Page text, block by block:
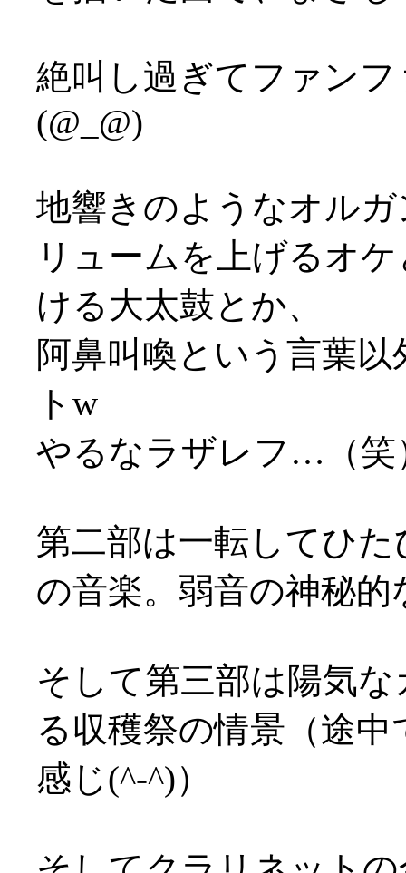
絶叫し過ぎてファン
(@_@)
地響きのようなオル
リュームを上げるオ
ける大太鼓とか、
阿鼻叫喚という言葉
トw
やるなラザレフ…（笑
第二部は一転してひ
の音楽。弱音の神秘
そして第三部は陽気
る収穫祭の情景（途
感じ(^-^)）